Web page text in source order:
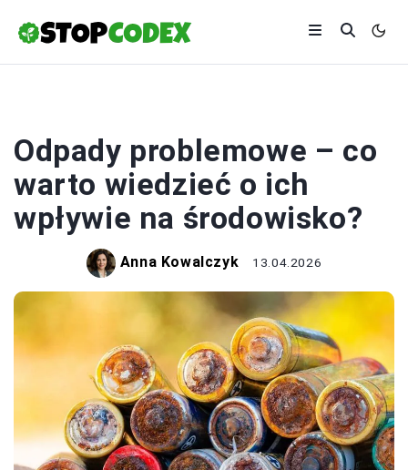
Odpady problemowe – co
warto wiedzieć o ich
wpływie na środowisko?
Anna Kowalczyk 13.04.2026